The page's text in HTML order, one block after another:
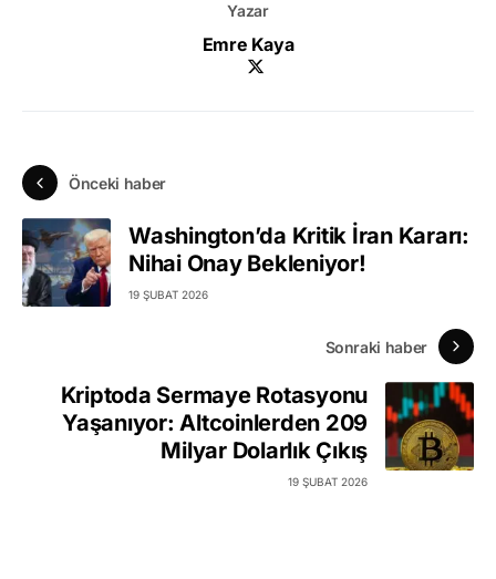
Yazar
Emre Kaya
Önceki haber
Washington’da Kritik İran Kararı:
Nihai Onay Bekleniyor!
19 ŞUBAT 2026
Sonraki haber
Kriptoda Sermaye Rotasyonu
Yaşanıyor: Altcoinlerden 209
Milyar Dolarlık Çıkış
19 ŞUBAT 2026